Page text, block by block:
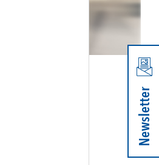
Newsletter